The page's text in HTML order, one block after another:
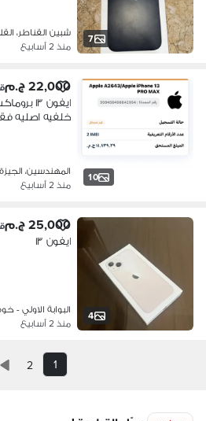
7
شبين القناطر،
منذ 2 أسابيع
10
22,000 ج.م
ايفون
خلفيه اصليه
المهندسين، الجيزة
منذ 2 أسابيع
4
25,000 ج.م
ايفون ١٣
البوابة الاولي -
منذ 2 أسابيع
1
2